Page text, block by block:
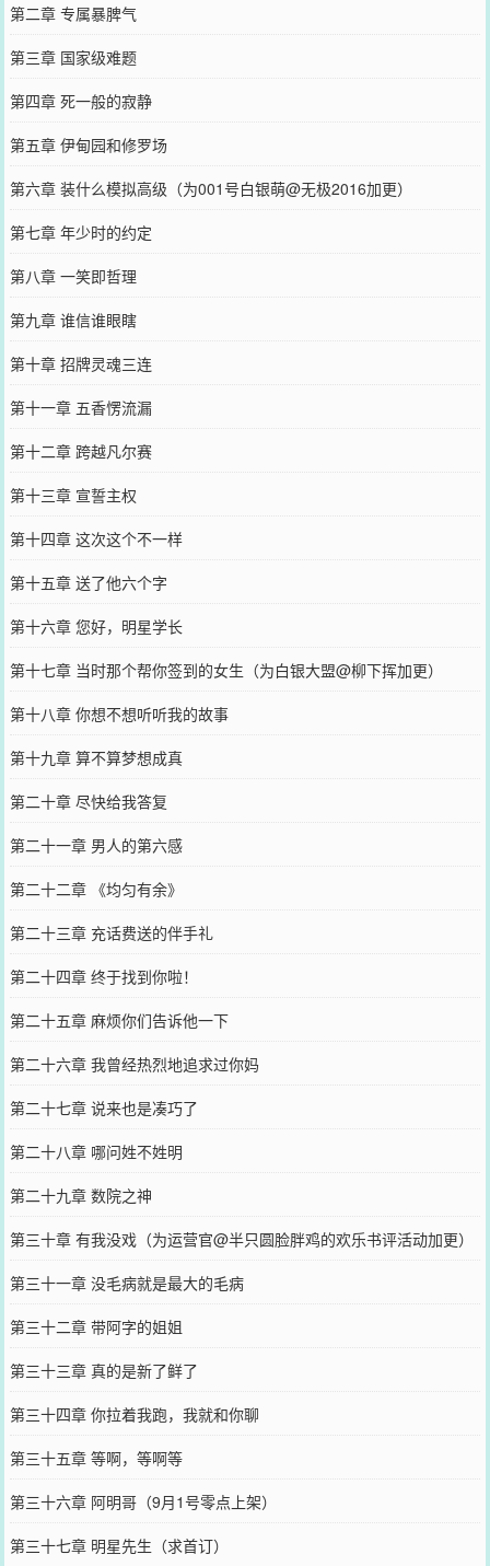
第二章 专属暴脾气
第三章 国家级难题
第四章 死一般的寂静
第五章 伊甸园和修罗场
第六章 装什么模拟高级（为001号白银萌@无极2016加更）
第七章 年少时的约定
第八章 一笑即哲理
第九章 谁信谁眼瞎
第十章 招牌灵魂三连
第十一章 五香愣流漏
第十二章 跨越凡尔赛
第十三章 宣誓主权
第十四章 这次这个不一样
第十五章 送了他六个字
第十六章 您好，明星学长
第十七章 当时那个帮你签到的女生（为白银大盟@柳下挥加更）
第十八章 你想不想听听我的故事
第十九章 算不算梦想成真
第二十章 尽快给我答复
第二十一章 男人的第六感
第二十二章 《均匀有余》
第二十三章 充话费送的伴手礼
第二十四章 终于找到你啦！
第二十五章 麻烦你们告诉他一下
第二十六章 我曾经热烈地追求过你妈
第二十七章 说来也是凑巧了
第二十八章 哪问姓不姓明
第二十九章 数院之神
第三十章 有我没戏（为运营官@半只圆脸胖鸡的欢乐书评活动加更）
第三十一章 没毛病就是最大的毛病
第三十二章 带阿字的姐姐
第三十三章 真的是新了鲜了
第三十四章 你拉着我跑，我就和你聊
第三十五章 等啊，等啊等
第三十六章 阿明哥（9月1号零点上架）
第三十七章 明星先生（求首订）